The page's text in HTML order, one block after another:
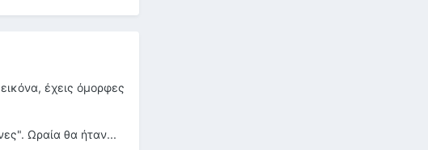
έχεις όμορφες
Ωραία θα ήταν...